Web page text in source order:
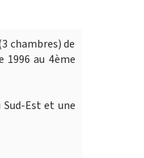
chambres) de
1996 au 4ème
Est et une